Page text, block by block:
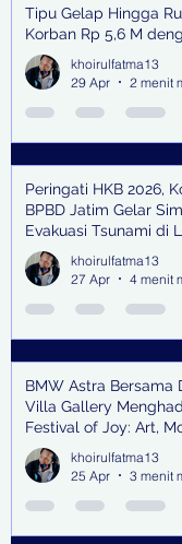
Tipu Gelap Hingga
Korban Rp 5,6 M
Kerja Sama Impor
khoirulfatma13
29 Apr
2 menit
Peringati HKB 2026,
BPBD Jatim Gelar
Evakuasi Tsunami di
Trenggalek
khoirulfatma13
27 Apr
4 menit
BMW Astra Bersama
Villa Gallery
Festival of Joy: Art,
Scent
khoirulfatma13
25 Apr
3 menit